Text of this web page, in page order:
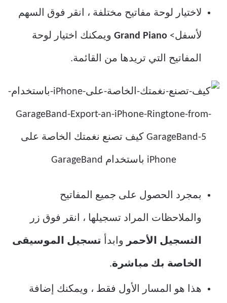
لاختيار لوحة مفاتيح مختلفة ، انقر فوق السهم
لأسفل> Grand Piano ويمكنك اختيار لوحة
المفاتيح التي تريدها من القائمة.
بمجرد الحصول على جميع المفاتيح
والملاحظات المراد تسجيلها ، انقر فوق زر
التسجيل الأحمر وابدأ تسجيل الموسيقى
الخاصة بك مباشرة.
هذا هو المسار الأول فقط ، ويمكنك إضافة